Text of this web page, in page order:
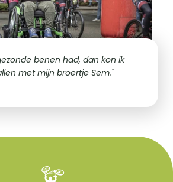
benen had, dan kon ik
met mijn broertje Sem."